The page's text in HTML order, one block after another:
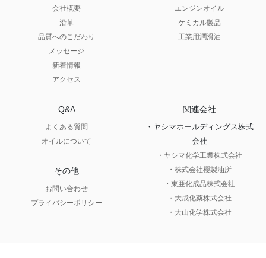
会社概要
沿革
品質へのこだわり
メッセージ
新着情報
アクセス
エンジンオイル
ケミカル製品
工業用潤滑油
Q&A
よくある質問
オイルについて
その他
お問い合わせ
プライバシーポリシー
関連会社
・ヤシマホールディングス株式
会社
・ヤシマ化学工業株式会社
・株式会社櫻製油所
・東亜化成品株式会社
・大成化薬株式会社
・大山化学株式会社